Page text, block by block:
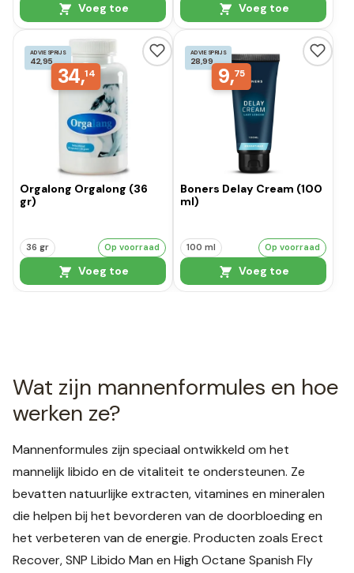
Voeg toe Voeg toe
ADVIESPRIJS
42,95
34,14
Orgalong Orgalong (36
gr)
36 gr Op voorraad
Voeg toe
ADVIESPRIJS
28,99
9,75
Boners Delay Cream (100
ml)
100 ml Op voorraad
Voeg toe
Wat zijn mannenformules en hoe
werken ze?
Mannenformules zijn speciaal ontwikkeld om het
mannelijk libido en de vitaliteit te ondersteunen. Ze
bevatten natuurlijke extracten, vitamines en mineralen
die helpen bij het bevorderen van de doorbloeding en
het verbeteren van de energie. Producten zoals Erect
Recover, SNP Libido Man en High Octane Spanish Fly